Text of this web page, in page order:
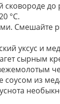
сковороде
°С.
Смешайте
уксус и мед
сырным
соусом из